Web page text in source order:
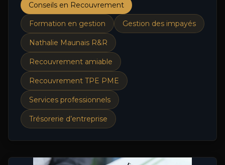
Conseils en Recouvrement
Formation en gestion Gestion des impayés
Nathalie Maunais R&R
Recouvrement amiable
Recouvrement TPE PME
Services professionnels
Trésorerie d’entreprise